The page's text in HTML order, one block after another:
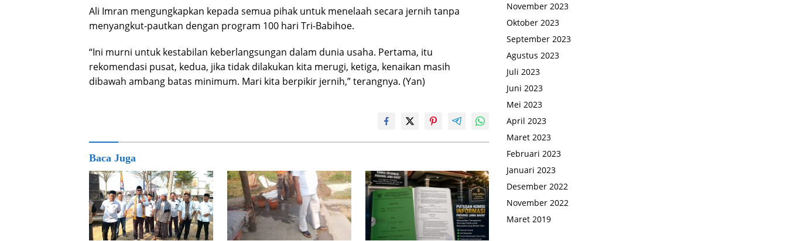
Ali Imran mengungkapkan kepada semua pihak untuk menelaah secara jernih tanpa
menyangkut-pautkan dengan program 100 hari Tri-Babihoe.
“Ini murni untuk kestabilan keberlangsungan dalam dunia usaha. Pertama, itu
rekomendasi pusat, kedua, jika tidak dilakukan kita merugi, ketiga, kenaikan masih
dibawah ambang batas minimum. Mari kita berpikir jernih,” terangnya. (Yan)
Baca Juga
November 2023
Oktober 2023
September 2023
Agustus 2023
Juli 2023
Juni 2023
Mei 2023
April 2023
Maret 2023
Februari 2023
Januari 2023
Desember 2022
November 2022
Maret 2019